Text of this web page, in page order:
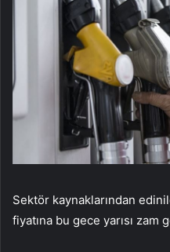
Sektör kaynaklarından
fiyatına bu gece yarısı zam